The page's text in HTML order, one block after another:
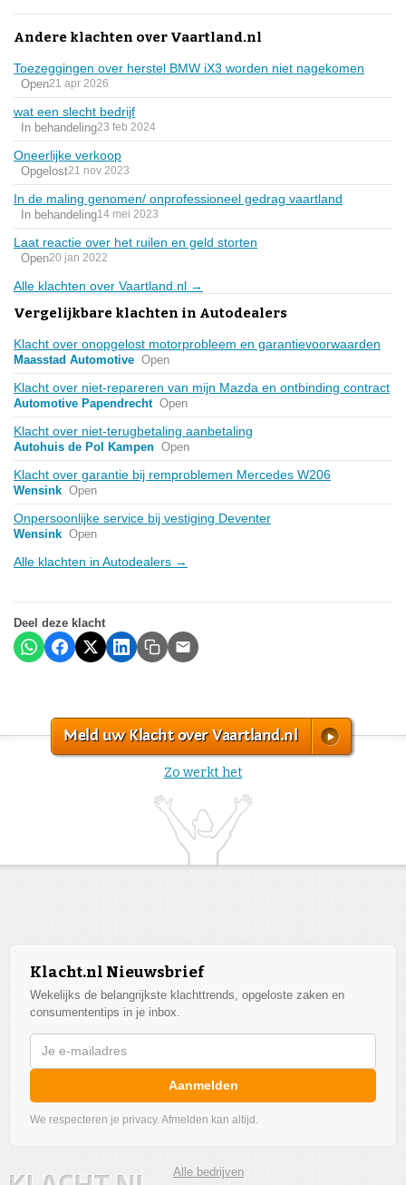
Andere klachten over Vaartland.nl
Toezeggingen over herstel BMW iX3 worden niet nagekomen
Open21 apr 2026
wat een slecht bedrijf
In behandeling23 feb 2024
Oneerlijke verkoop
Opgelost21 nov 2023
In de maling genomen/ onprofessioneel gedrag vaartland
In behandeling14 mei 2023
Laat reactie over het ruilen en geld storten
Open20 jan 2022
Alle klachten over Vaartland.nl →
Vergelijkbare klachten in Autodealers
Klacht over onopgelost motorprobleem en garantievoorwaarden
Maasstad Automotive Open
Klacht over niet-repareren van mijn Mazda en ontbinding contract
Automotive Papendrecht Open
Klacht over niet-terugbetaling aanbetaling
Autohuis de Pol Kampen Open
Klacht over garantie bij remproblemen Mercedes W206
Wensink Open
Onpersoonlijke service bij vestiging Deventer
Wensink Open
Alle klachten in Autodealers →
Deel deze klacht
Meld uw Klacht over Vaartland.nl
Zo werkt het
Klacht.nl Nieuwsbrief
Wekelijks de belangrijkste klachttrends, opgeloste zaken en
consumententips in je inbox.
Aanmelden
We respecteren je privacy. Afmelden kan altijd.
Alle bedrijven